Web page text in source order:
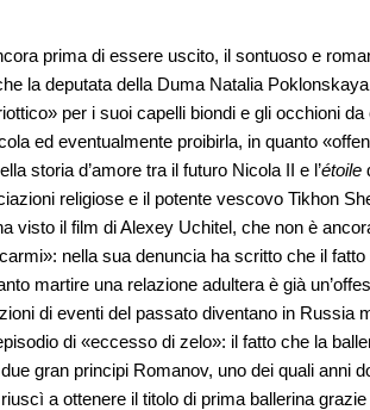
prima di essere uscito, il sontuoso e
la deputata della Duma Natalia
per i suoi capelli biondi e gli occhioni da
ed eventualmente proibirla, in quanto
storia d’amore tra il futuro Nicola II e l’étoile
religiose e il potente vescovo Tikhon
visto il film di Alexey Uchitel, che non è
nella sua denuncia ha scritto che il
martire una relazione adultera è già
di eventi del passato diventano in Russia
di «eccesso di zelo»: il fatto che la
gran principi Romanov, uno dei quali anni
a ottenere il titolo di prima ballerina